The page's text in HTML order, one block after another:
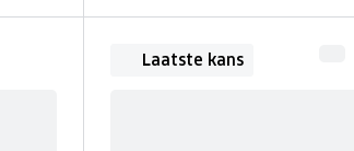
Laatste kans